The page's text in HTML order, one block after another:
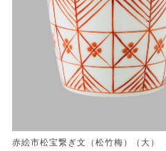
赤絵市松宝繋ぎ文（松竹梅）（大）